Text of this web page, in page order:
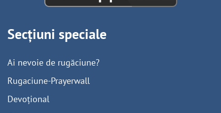
Secțiuni speciale
Ai nevoie de rugăciune?
Rugaciune-Prayerwall
Devoțional